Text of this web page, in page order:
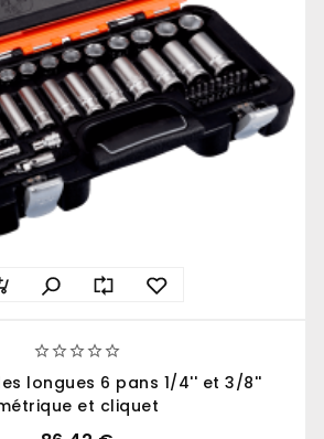

longues 6 pans 1/4'' et 3/8''
et cliquet